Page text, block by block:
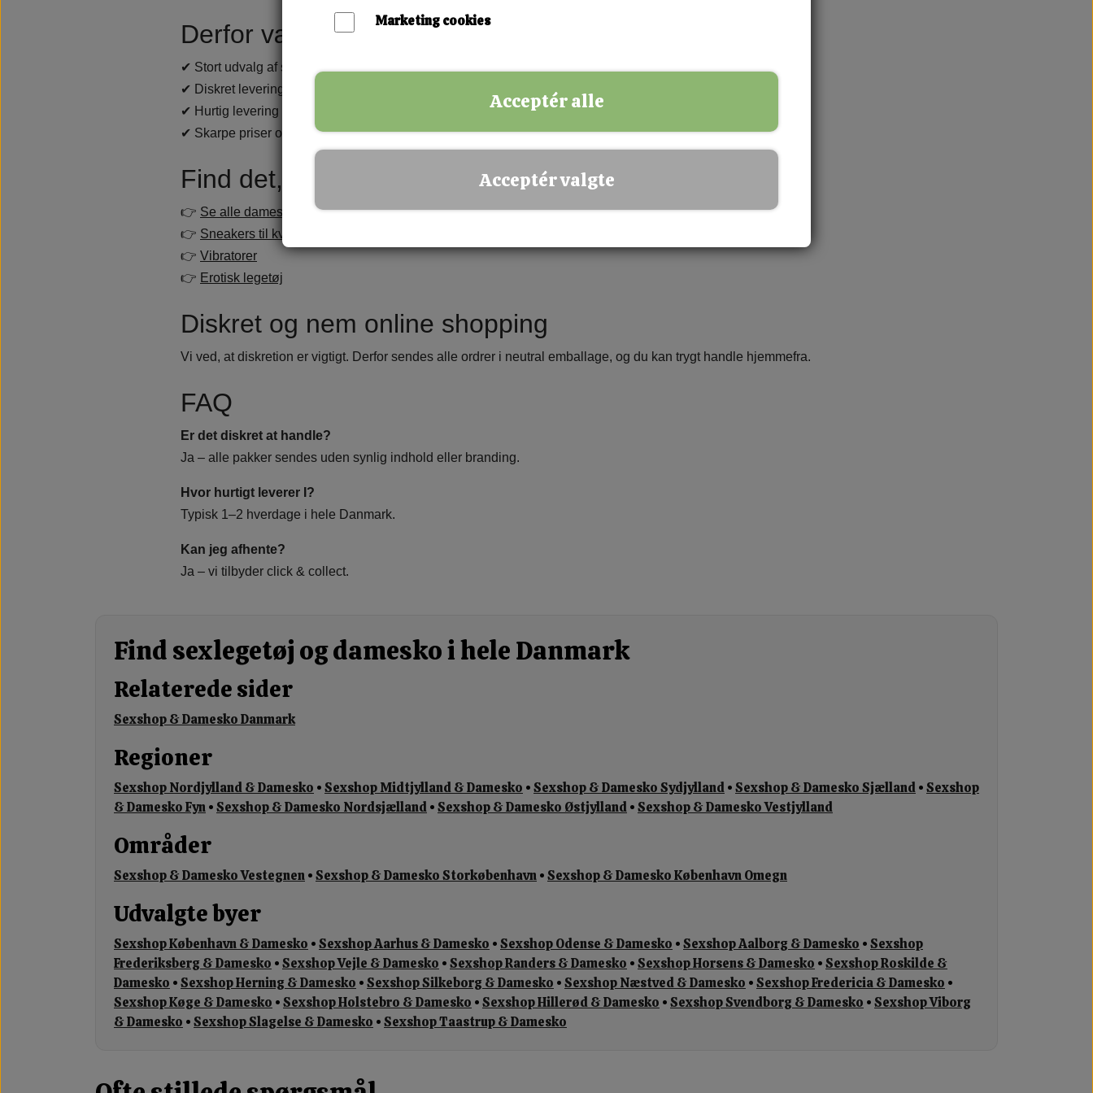
Derfor vælger kunder os
✔ Stort udvalg af sko og støvler
✔ Diskret levering på alle ordrer
✔ Hurtig levering i hele Danmark
✔ Skarpe priser og gode tilbud
Find det, der passer til dig
👉 Se alle damesko
👉 Sneakers til kvinder
👉 Vibratorer
👉 Erotisk legetøj
Diskret og nem online shopping
Vi ved, at diskretion er vigtigt. Derfor sendes alle ordrer i neutral emballage, og du kan trygt handle hjemmefra.
FAQ
Er det diskret at handle?
Ja – alle pakker sendes uden synlig indhold eller branding.
Hvor hurtigt leverer I?
Typisk 1–2 hverdage i hele Danmark.
Kan jeg afhente?
Ja – vi tilbyder click & collect.
Find sexlegetøj og damesko i hele Danmark
Relaterede sider
Sexshop & Damesko Danmark
Regioner
Sexshop Nordjylland & Damesko •Sexshop Midtjylland & Damesko •Sexshop & Damesko Sydjylland•Sexshop & Damesko Sjælland•Sexshop
& Damesko Fyn•Sexshop & Damesko Nordsjælland•Sexshop & Damesko Østjylland•Sexshop & Damesko Vestjylland
Områder
Sexshop & Damesko Vestegnen•Sexshop & Damesko Storkøbenhavn•Sexshop & Damesko København Omegn
Udvalgte byer
Sexshop København & Damesko •Sexshop Aarhus & Damesko •Sexshop Odense & Damesko •Sexshop Aalborg & Damesko •Sexshop
Frederiksberg & Damesko •Sexshop Vejle & Damesko •Sexshop Randers & Damesko •Sexshop Horsens & Damesko •Sexshop Roskilde &
Damesko •Sexshop Herning & Damesko •Sexshop Silkeborg & Damesko •Sexshop Næstved & Damesko •Sexshop Fredericia & Damesko •
Sexshop Køge & Damesko •Sexshop Holstebro & Damesko •Sexshop Hillerød & Damesko •Sexshop Svendborg & Damesko •Sexshop Viborg
& Damesko •Sexshop Slagelse & Damesko •Sexshop Taastrup & Damesko
Marketing cookies
Acceptér alle
Acceptér valgte